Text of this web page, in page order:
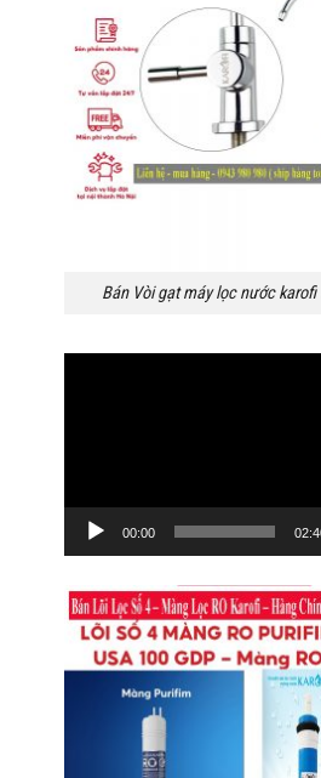
Bán Vòi gạt máy lọc nước karofi
00:00